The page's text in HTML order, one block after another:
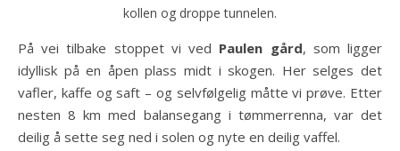
kollen og droppe tunnelen.
På vei tilbake stoppet vi ved Paulen gård, som ligger
idyllisk på en åpen plass midt i skogen. Her selges det
vafler, kaffe og saft – og selvfølgelig måtte vi prøve. Etter
nesten 8 km med balansegang i tømmerrenna, var det
deilig å sette seg ned i solen og nyte en deilig vaffel.